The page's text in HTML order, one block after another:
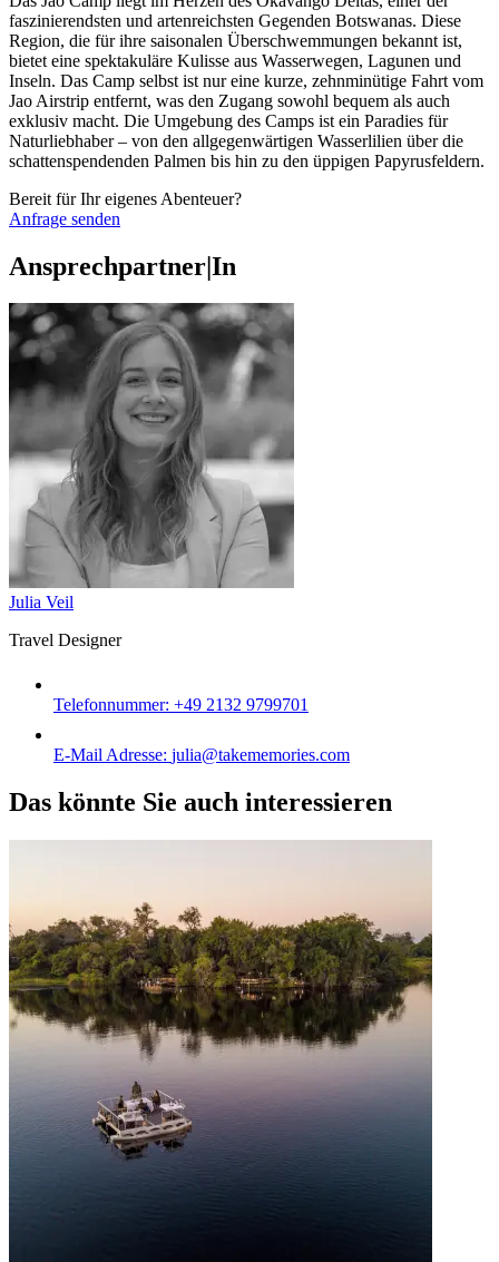
faszinierendsten und artenreichsten Gegenden Botswanas. Diese
Region, die für ihre saisonalen Überschwemmungen bekannt ist,
bietet eine spektakuläre Kulisse aus Wasserwegen, Lagunen und
Inseln. Das Camp selbst ist nur eine kurze, zehnminütige Fahrt vom
Jao Airstrip entfernt, was den Zugang sowohl bequem als auch
exklusiv macht. Die Umgebung des Camps ist ein Paradies für
Naturliebhaber – von den allgegenwärtigen Wasserlilien über die
schattenspendenden Palmen bis hin zu den üppigen Papyrusfeldern.
Bereit für Ihr eigenes Abenteuer?
Anfrage senden
Ansprechpartner|In
Julia Veil
Travel Designer
Telefonnummer: +49 2132 9799701
E-Mail Adresse: julia@takememories.com
Das könnte Sie auch interessieren